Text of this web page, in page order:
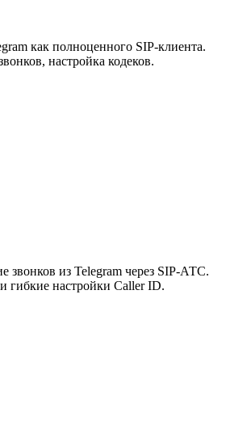
как полноценного SIP-клиента.
настройка кодеков.
звонков из Telegram через SIP-АТС.
гибкие настройки Caller ID.